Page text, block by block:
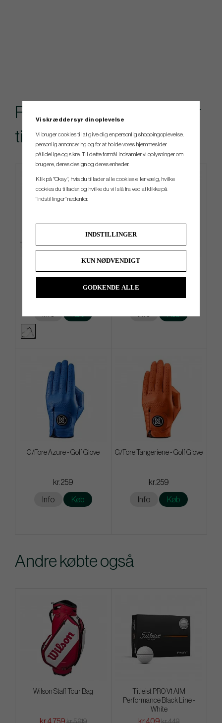
Rekommenderade tillbehör
till denna produkt
Stand bag
kr.4 079
Info Køb
kr.259
Info Køb
G/Fore Azure - Golf Glove
kr.259
Info Køb
G/Fore Tangeriene - Golf Glove
kr.259
Info Køb
Andre købte også
Wilson Staff Tour Bag
kr.4 759
Titleist PRO V1 AIM
Performance Black Line -
White
kr.409
Vi skræddersyr din oplevelse
Vi bruger cookies til at give dig en personlig shoppingoplevelse,
personlig annoncering og for at holde vores hjemmesider
pålidelige og sikre. Til dette formål indsamler vi oplysninger om
brugere, deres design og deres enheder.
Klik på "Okay", hvis du tillader alle cookies eller vælg, hvilke
cookies du tillader, og hvilke du vil slå fra ved at klikke på
"Indstillinger" nedenfor.
INDSTILLINGER
KUN NØDVENDIGT
GODKENDE ALLE